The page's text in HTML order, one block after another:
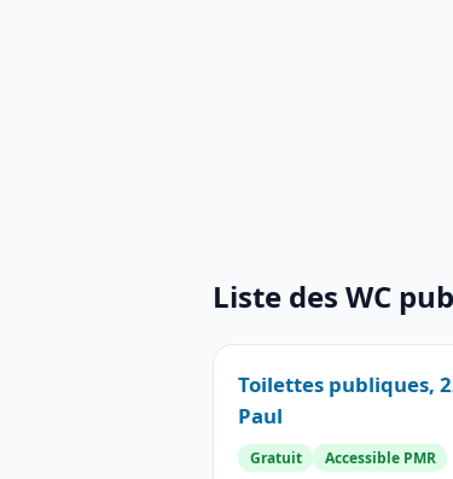
Liste des WC
Toilettes publiques,
Paul
Gratuit Accessible PMR